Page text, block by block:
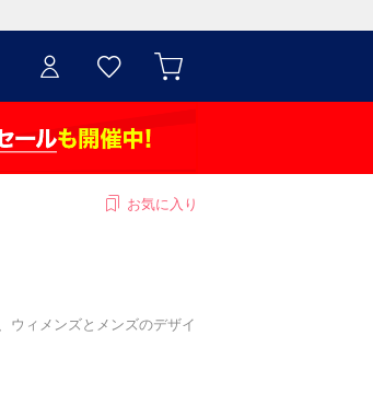
お気に入り
ウィメンズとメンズのデザイ